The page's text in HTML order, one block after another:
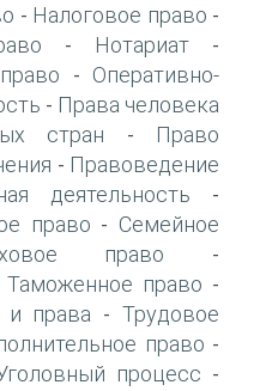
- Налоговое право -
- Нотариат -
- Оперативно-
- Права человека
стран -
Право
- Правоведение
деятельность -
право - Семейное
право -
Таможенное право -
и права - Трудовое
право -
процесс -